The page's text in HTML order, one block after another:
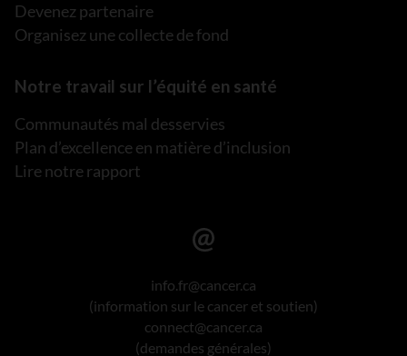
Devenez partenaire
Organisez une collecte de fond
Notre travail sur l’équité en santé
Communautés mal desservies
Plan d’excellence en matière d’inclusion
Lire notre rapport
info.fr@cancer.ca
(information sur le cancer et soutien)
connect@cancer.ca
(demandes générales)